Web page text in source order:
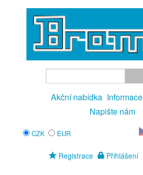
Akční nabídka Informace
Napište nám
CZK EUR
Registrace Přihlášení